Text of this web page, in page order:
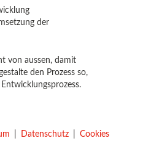
der
von aussen, damit
den Prozess so,
Datenschutz Cookies